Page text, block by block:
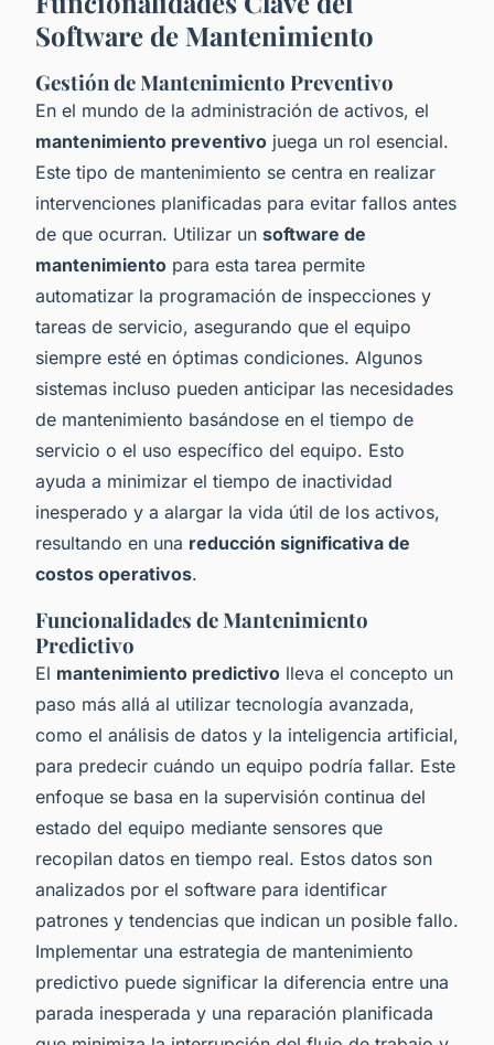
Software de Mantenimiento
Gestión de Mantenimiento Preventivo
En el mundo de la administración de activos, el
mantenimiento preventivo juega un rol esencial.
Este tipo de mantenimiento se centra en realizar
intervenciones planificadas para evitar fallos antes
de que ocurran. Utilizar un software de
mantenimiento para esta tarea permite
automatizar la programación de inspecciones y
tareas de servicio, asegurando que el equipo
siempre esté en óptimas condiciones. Algunos
sistemas incluso pueden anticipar las necesidades
de mantenimiento basándose en el tiempo de
servicio o el uso específico del equipo. Esto
ayuda a minimizar el tiempo de inactividad
inesperado y a alargar la vida útil de los activos,
resultando en una reducción significativa de
costos operativos.
Funcionalidades de Mantenimiento
Predictivo
El mantenimiento predictivo lleva el concepto un
paso más allá al utilizar tecnología avanzada,
como el análisis de datos y la inteligencia artificial,
para predecir cuándo un equipo podría fallar. Este
enfoque se basa en la supervisión continua del
estado del equipo mediante sensores que
recopilan datos en tiempo real. Estos datos son
analizados por el software para identificar
patrones y tendencias que indican un posible fallo.
Implementar una estrategia de mantenimiento
predictivo puede significar la diferencia entre una
parada inesperada y una reparación planificada